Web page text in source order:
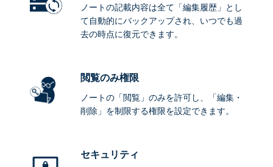
ノートの記載内容は全て「編集履歴」とし
て自動的にバックアップされ、いつでも過
去の時点に復元できます。
閲覧のみ権限
ノートの「閲覧」のみを許可し、「編集・
削除」を制限する権限を設定できます。
セキュリティ